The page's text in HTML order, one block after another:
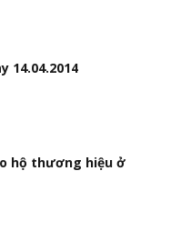
14.04.2014
hộ thương hiệu ở